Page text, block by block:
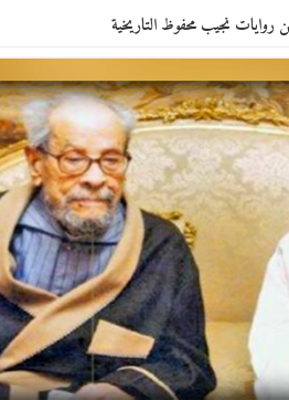
روايات نجيب محفوظ التاريخية